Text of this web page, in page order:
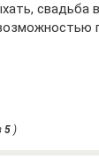
свадьба
5 )